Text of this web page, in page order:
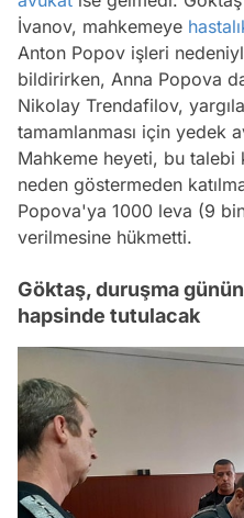
İvanov, mahkemeye
Anton Popov işleri
bildirirken, Anna Popova
Nikolay Trendafilov,
tamamlanması için yedek
Mahkeme heyeti, bu
neden göstermeden
Popova'ya 1000 leva (9
verilmesine hükmetti.
Göktaş, duruşma
hapsinde tutulacak